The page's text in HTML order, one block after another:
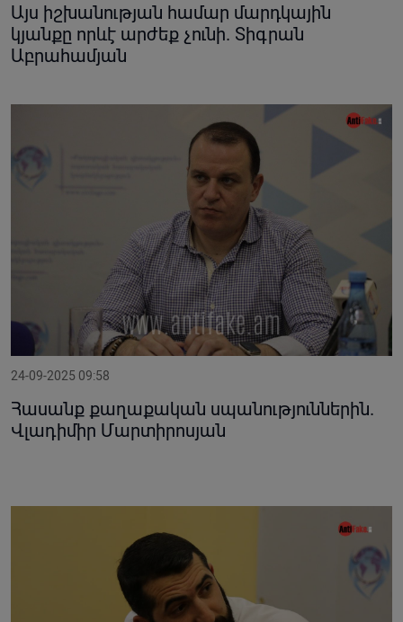
Այս իշխանության համար մարդկային
կյանքը որևէ արժեք չունի. Տիգրան
Աբրահամյան
24-09-2025 09:58
Հասանք քաղաքական սպանություններին.
Վլադիմիր Մարտիրոսյան